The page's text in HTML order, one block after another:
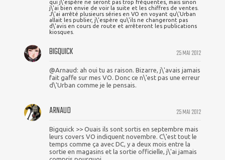
qui j\'espère ne seront pas trop fréquentes, mais sinon
j\'ai bien envie de voir la suite et les chiffres de ventes.
J\'ai arrêté plusieurs séries en VO en voyant qu\'Urban
allait les publier, j\'espère qu\'ils ne changeront pas
d\'avis en cours de route et arrêteront les publications
kiosques.
25 MAI 2012
BIGQUICK
@Arnaud: ah oui tu as raison. Bizarre, j\'avais jamais
fait gaffe sur mes VO. Donc ce n\'est pas une erreur
d\'Urban comme je le pensais.
25 MAI 2012
ARNAUD
Bigquick >> Ouais ils sont sortis en septembre mais
leurs covers VO indiquent novembre. C\'est tout le
temps comme ça avec DC, y a deux mois entre la
sortie en magasins et la sortie officielle, j\'ai jamais